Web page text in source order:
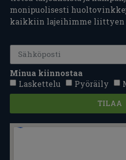
monipuolisesti
kaikkiin lajeihimme liittyen
Minua kiinnostaa
Laskettelu
Pyöräily
TILAA